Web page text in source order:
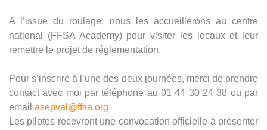
A l’issue du roulage, nous les accueillerons au centre
national (FFSA Academy) pour visiter les locaux et leur
remettre le projet de réglementation.
Pour s’inscrire à l’une des deux journées, merci de prendre
contact avec moi par téléphone au 01 44 30 24 38 ou par
email asepval@ffsa.org
Les pilotes recevront une convocation officielle à présenter